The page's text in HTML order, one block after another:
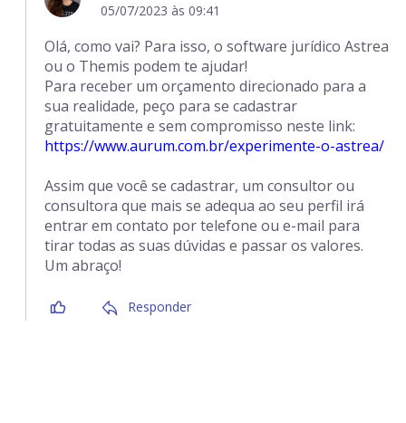
05/07/2023 às 09:41
Olá, como vai? Para isso, o software jurídico Astrea
ou o Themis podem te ajudar!
Para receber um orçamento direcionado para a
sua realidade, peço para se cadastrar
gratuitamente e sem compromisso neste link:
https://www.aurum.com.br/experimente-o-astrea/
Assim que você se cadastrar, um consultor ou
consultora que mais se adequa ao seu perfil irá
entrar em contato por telefone ou e-mail para
tirar todas as suas dúvidas e passar os valores.
Um abraço!
Responder